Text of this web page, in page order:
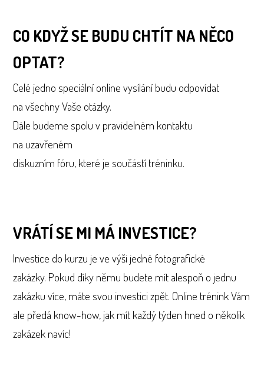
CO KDYŽ SE BUDU CHTÍT NA NĚCO
OPTAT?
Celé jedno speciální online vysílání budu odpovídat
na všechny Vaše otázky.
Dále budeme spolu v pravidelném kontaktu
na uzavřeném
diskuzním fóru, které je součástí tréninku.
VRÁTÍ SE MI MÁ INVESTICE?
Investice do kurzu je ve výši jedné fotografické
zakázky. Pokud díky němu budete mít alespoň o jednu
zakázku více, máte svou investici zpět. Online trénink Vám
ale předá know-how, jak mít každý týden hned o několik
zakázek navíc!